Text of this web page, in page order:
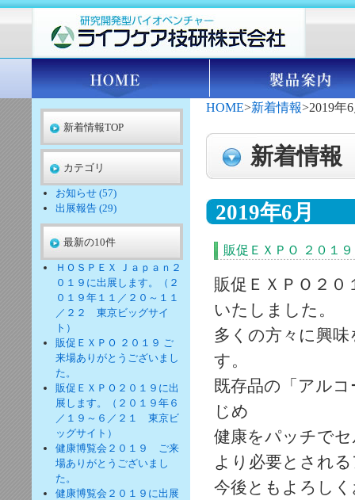
HOME>新着情報>2019年
新着情報
2019年6月
販促ＥＸＰＯ ２０１
販促ＥＸＰＯ２
いたしました。
多くの方々に興
す。
既存品の「アル
じめ
健康をパッチで
より必要とされ
今後ともよろし
新着情報TOP
カテゴリ
お知らせ (57)
出展報告 (29)
最新の10件
ＨＯＳＰＥＸ Ｊａｐａｎ２
０１９に出展します。（２
０１９年１１／２０～１１
／２２ 東京ビッグサイ
ト）
販促ＥＸＰＯ ２０１９ ご
来場ありがとうございまし
た。
販促ＥＸＰＯ２０１９に出
展します。（２０１９年６
／１９～６／２１ 東京ビ
ッグサイト）
健康博覧会２０１９ ご来
場ありがとうございまし
た。
健康博覧会２０１９に出展